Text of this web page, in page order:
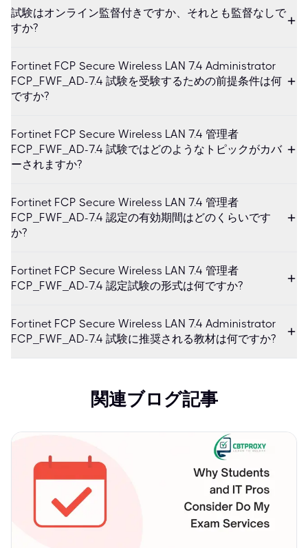
試験はオンライン監督付きですか、それとも監督なしで
すか?
Fortinet FCP Secure Wireless LAN 7.4 Administrator
FCP_FWF_AD-7.4 試験を受験するための前提条件は何
ですか?
Fortinet FCP Secure Wireless LAN 7.4 管理者
FCP_FWF_AD-7.4 試験ではどのようなトピックがカバ
ーされますか?
Fortinet FCP Secure Wireless LAN 7.4 管理者
FCP_FWF_AD-7.4 認定の有効期間はどのくらいです
か?
Fortinet FCP Secure Wireless LAN 7.4 管理者
FCP_FWF_AD-7.4 認定試験の形式は何ですか?
Fortinet FCP Secure Wireless LAN 7.4 Administrator
FCP_FWF_AD-7.4 試験に推奨される教材は何ですか?
関連ブログ記事